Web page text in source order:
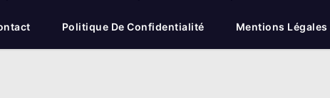
Politique De Confidentialité Mentions Légales